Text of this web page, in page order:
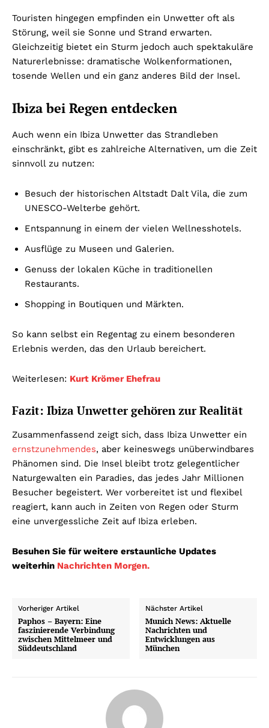
Touristen hingegen empfinden ein Unwetter oft als
Störung, weil sie Sonne und Strand erwarten.
Gleichzeitig bietet ein Sturm jedoch auch spektakuläre
Naturerlebnisse: dramatische Wolkenformationen,
tosende Wellen und ein ganz anderes Bild der Insel.
Ibiza bei Regen entdecken
Auch wenn ein Ibiza Unwetter das Strandleben
einschränkt, gibt es zahlreiche Alternativen, um die Zeit
sinnvoll zu nutzen:
Besuch der historischen Altstadt Dalt Vila, die zum
UNESCO-Welterbe gehört.
Entspannung in einem der vielen Wellnesshotels.
Ausflüge zu Museen und Galerien.
Genuss der lokalen Küche in traditionellen
Restaurants.
Shopping in Boutiquen und Märkten.
So kann selbst ein Regentag zu einem besonderen
Erlebnis werden, das den Urlaub bereichert.
Weiterlesen: Kurt Krömer Ehefrau
Fazit: Ibiza Unwetter gehören zur Realität
Zusammenfassend zeigt sich, dass Ibiza Unwetter ein
ernstzunehmendes, aber keineswegs unüberwindbares
Phänomen sind. Die Insel bleibt trotz gelegentlicher
Naturgewalten ein Paradies, das jedes Jahr Millionen
Besucher begeistert. Wer vorbereitet ist und flexibel
reagiert, kann auch in Zeiten von Regen oder Sturm
eine unvergessliche Zeit auf Ibiza erleben.
Besuhen Sie für weitere erstaunliche Updates
weiterhin Nachrichten Morgen.
Vorheriger Artikel
Paphos – Bayern: Eine
faszinierende Verbindung
zwischen Mittelmeer und
Süddeutschland
Nächster Artikel
Munich News: Aktuelle
Nachrichten und
Entwicklungen aus
München